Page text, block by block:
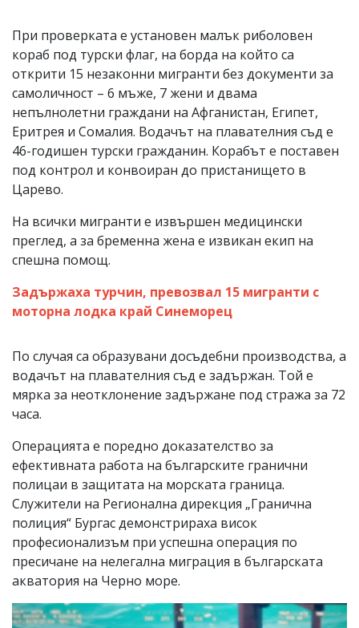
При проверката е установен малък риболовен
кораб под турски флаг, на борда на който са
открити 15 незаконни мигранти без документи за
самоличност – 6 мъже, 7 жени и двама
непълнолетни граждани на Афганистан, Египет,
Еритрея и Сомалия. Водачът на плавателния съд е
46-годишен турски гражданин. Корабът е поставен
под контрол и конвоиран до пристанището в
Царево.
На всички мигранти е извършен медицински
преглед, а за бременна жена е извикан екип на
спешна помощ.
Задържаха турчин, превозвал 15 мигранти с
моторна лодка край Синеморец
По случая са образувани досъдебни производства, а
водачът на плавателния съд е задържан. Той е
мярка за неотклонение задържане под стража за 72
часа.
Операцията е поредно доказателство за
ефективната работа на българските гранични
полицаи в защитата на морската граница.
Служители на Регионална дирекция „Гранична
полиция“ Бургас демонстрираха висок
професионализъм при успешна операция по
пресичане на нелегална миграция в българската
акватория на Черно море.